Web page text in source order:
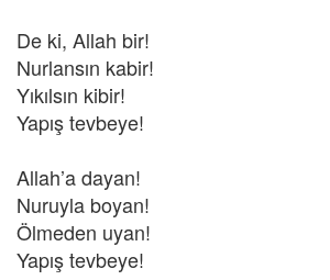
De ki, Allah bir!
Nurlansın kabir!
Yıkılsın kibir!
Yapış tevbeye!
Allah’a dayan!
Nuruyla boyan!
Ölmeden uyan!
Yapış tevbeye!